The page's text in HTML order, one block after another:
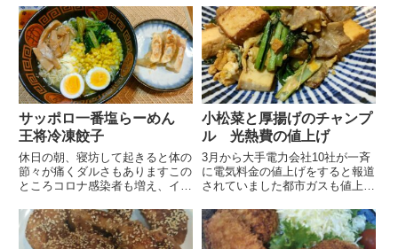
認しながら消していく地道な作業
消し終わると大分スッキリとしま
したこれでポケモンスリープが
途...
ても優秀な数値でしたが今回は
180まで上がっていたそうです深
呼吸をしてから計り直しても160
はあったそうです私として...
サッポロ一番塩らーめん
王将冷凍餃子
休日の朝、寝坊して起きると体の
節々が痛くダルさもありますこの
ところコロナ感染者も増え、イン
ので無理せず家で暖かくして過ご
していましたお昼は家にあるもの
でお馴染みのこちら裏切らない安
小松菜と厚揚げのチャンプ
ル 光熱費の値上げ
3月から大手電力会社10社が一斉
に電気料金の値上げをすると報道
されていました都市ガスも値上げ
ころ、食料品や光熱費・ガソリン
など値上げのニュースばかりです
節約を心掛けなければ と思って